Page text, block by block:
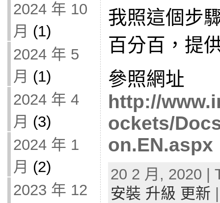
2024 年 10
月 (1)
2024 年 5
月 (1)
2024 年 4
月 (3)
2024 年 1
月 (2)
2023 年 12
我照這個步
百分百，提
參照網址
http://
ockets/
on.EN.aspx
20 2 月, 2020 |
安裝 升級 更新